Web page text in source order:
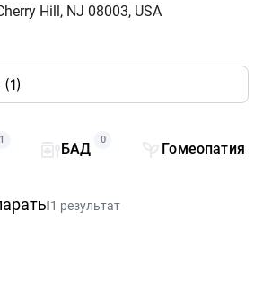
Hill, NJ 08003, USA
1
БАД
0
Гомеопатия
1 результат